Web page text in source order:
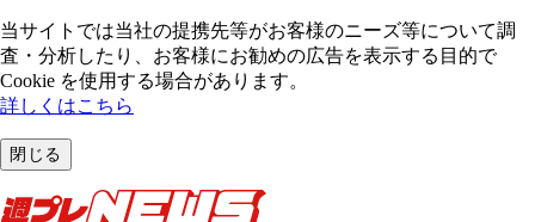
当サイトでは当社の提携先等がお客様のニーズ等について調
査・分析したり、お客様にお勧めの広告を表⽰する⽬的で
Cookie を使⽤する場合があります。
詳しくはこちら
閉じる